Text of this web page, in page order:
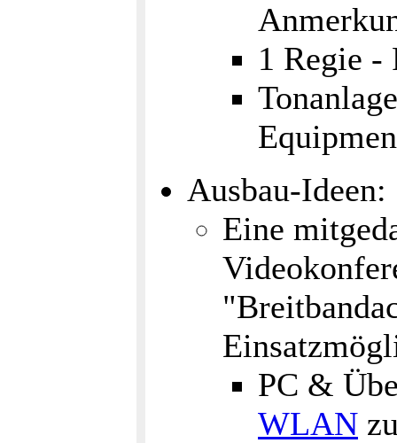
1 Regie -
Ausbau-Ideen:
Eine
PC &
WLAN